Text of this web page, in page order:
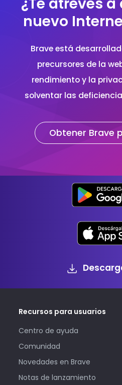
¿Te atreves
nuevo
Brave está
precursores de la
rendimiento y la
solventar las
Obtener Brave
Recursos para usuarios
Centro de ayuda
Comunidad
Novedades en Brave
Notas de lanzamiento